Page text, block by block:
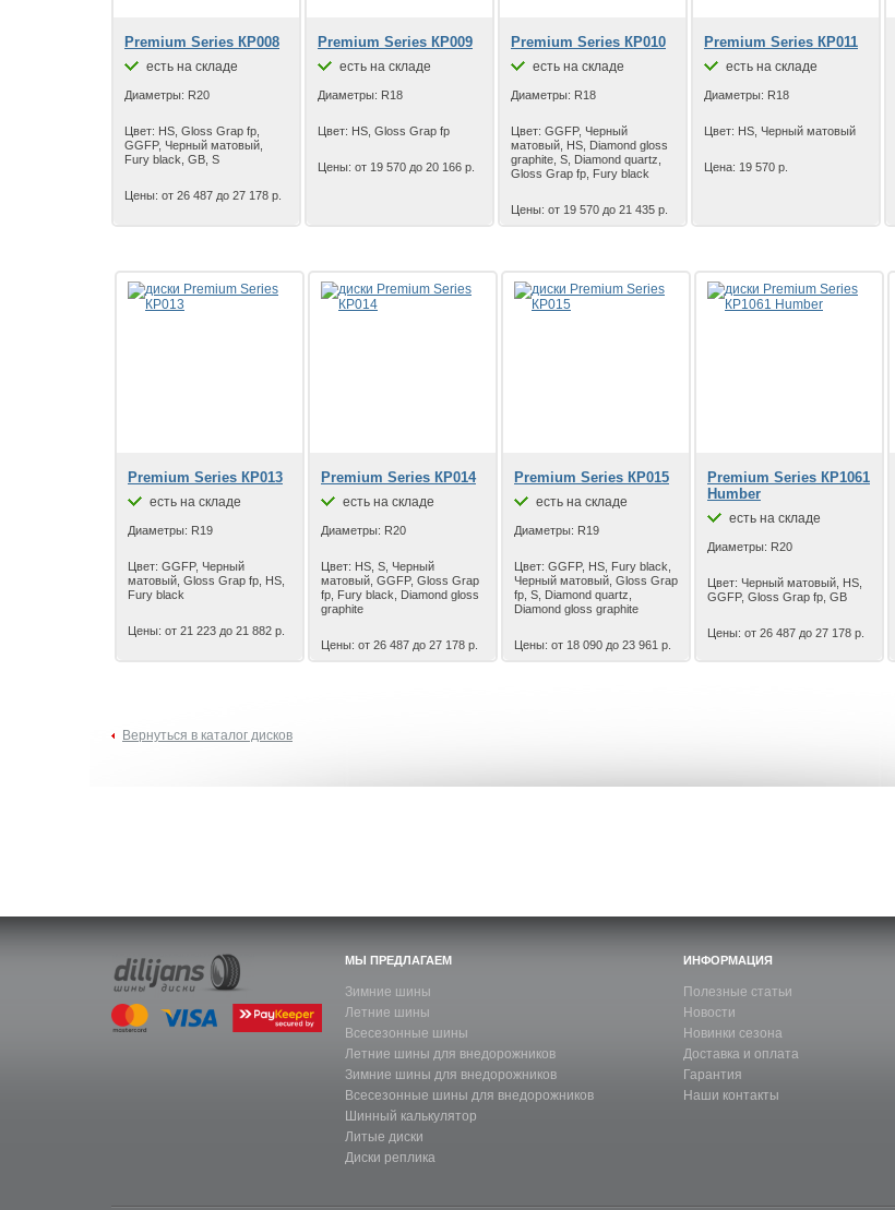
Premium Series КР008
есть на складе
Диаметры: R20
Цвет: HS, Gloss Grap fp,
GGFP, Черный матовый,
Fury black, GB, S
Цены: от 26 487 до 27 178 р.
Premium Series КР009
есть на складе
Диаметры: R18
Цвет: HS, Gloss Grap fp
Цены: от 19 570 до 20 166 р.
Premium Series КР010
есть на складе
Диаметры: R18
Цвет: GGFP, Черный
матовый, HS, Diamond gloss
graphite, S, Diamond quartz,
Gloss Grap fp, Fury black
Цены: от 19 570 до 21 435 р.
Premium Series КР011
есть на складе
Диаметры: R18
Цвет: HS, Черный матовый
Цена: 19 570 р.
Premium Series КР013
есть на складе
Диаметры: R19
Цвет: GGFP, Черный
матовый, Gloss Grap fp, HS,
Fury black
Цены: от 21 223 до 21 882 р.
Premium Series КР014
есть на складе
Диаметры: R20
Цвет: HS, S, Черный
матовый, GGFP, Gloss Grap
fp, Fury black, Diamond gloss
graphite
Цены: от 26 487 до 27 178 р.
Premium Series КР015
есть на складе
Диаметры: R19
Цвет: GGFP, HS, Fury black,
Черный матовый, Gloss Grap
fp, S, Diamond quartz,
Diamond gloss graphite
Цены: от 18 090 до 23 961 р.
Premium Series КР1061
Humber
есть на складе
Диаметры: R20
Цвет: Черный матовый, HS,
GGFP, Gloss Grap fp, GB
Цены: от 26 487 до 27 178 р.
Вернуться в каталог дисков
МЫ ПРЕДЛАГАЕМ
Зимние шины
Летние шины
Всесезонные шины
Летние шины для внедорожников
Зимние шины для внедорожников
Всесезонные шины для внедорожников
Шинный калькулятор
Литые диски
Диски реплика
ИНФОРМАЦИЯ
Полезные статьи
Новости
Новинки сезона
Доставка и оплата
Гарантия
Наши контакты